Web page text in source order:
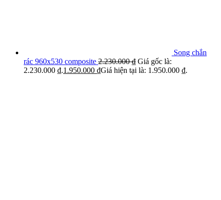
Song chắn
rác 960x530 composite 2.230.000₫ Giá gốc là:
2.230.000 ₫.1.950.000 ₫Giá hiện tại là: 1.950.000 ₫.